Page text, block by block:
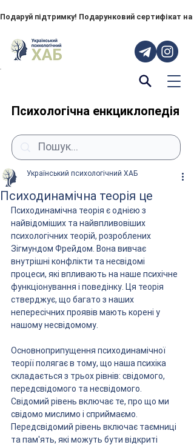
Подаруй підтримку! Подарунковий сертифікат
Психологічна енкциклопедія
Психодинамічна теорія це
Український психологічний ХАБ
Психодинамічна теорія є однією з
найвідоміших та найвпливовіших
психологічних теорій, розроблених
Зігмундом Фрейдом. Вона вивчає
внутрішні конфлікти та несвідомі
процеси, які впливають на наше психічне
функціонування і поведінку. Ця теорія
стверджує, що багато з наших
непересічних проявів мають корені у
нашому несвідомому.
Основноприпущення психодинамічної
теорії полягає в тому, що наша психіка
складається з трьох рівнів: свідомого,
передсвідомого та несвідомого.
Свідомий рівень включає те, про що ми
свідомо мислимо і сприймаємо.
Передсвідомий рівень включає таємниці
та пам'ять, які можуть бути відкриті